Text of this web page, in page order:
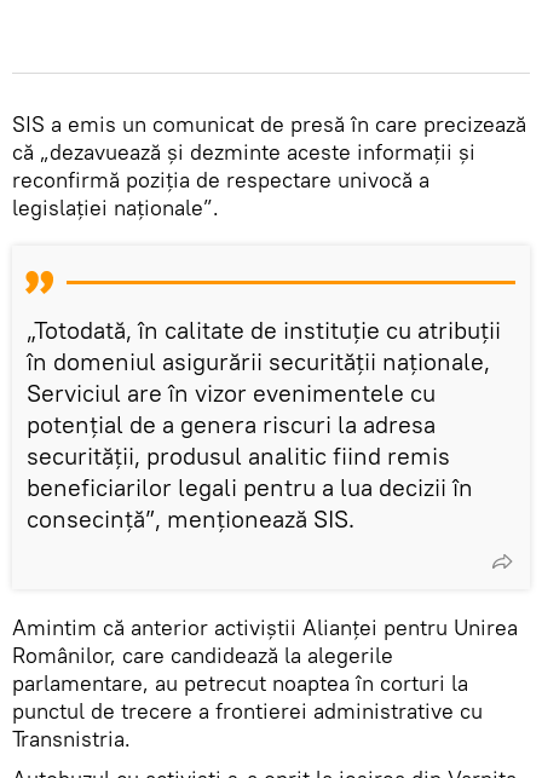
SIS a emis un comunicat de presă în care precizează
că „dezavuează și dezminte aceste informații și
reconfirmă poziția de respectare univocă a
legislației naționale”.
„Totodată, în calitate de instituție cu atribuții
în domeniul asigurării securității naționale,
Serviciul are în vizor evenimentele cu
potențial de a genera riscuri la adresa
securității, produsul analitic fiind remis
beneficiarilor legali pentru a lua decizii în
consecință”, menționează SIS.
Amintim că anterior activiștii Alianței pentru Unirea
Românilor, care candidează la alegerile
parlamentare, au petrecut noaptea în corturi la
punctul de trecere a frontierei administrative cu
Transnistria.